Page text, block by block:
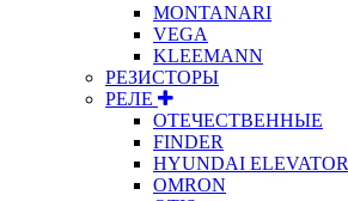
MONTANARI
VEGA
KLEEMANN
РЕЗИСТОРЫ
РЕЛЕ
ОТЕЧЕСТВЕННЫЕ
FINDER
HYUNDAI ELEVATOR
OMRON